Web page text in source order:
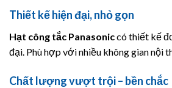
Thiết kế hiện đại, nhỏ gọn
Hạt công tắc Panasoniccó thiết kế
đại. Phù hợp với nhiều không gian nội
Chất lượng vượt trội – bền chắc